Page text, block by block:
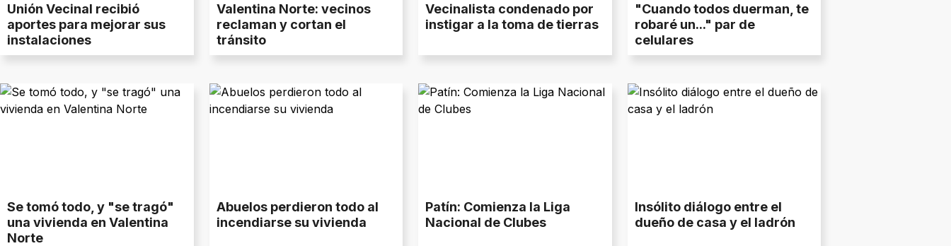
Unión Vecinal recibió
aportes para mejorar sus
instalaciones
Valentina Norte: vecinos
reclaman y cortan el
tránsito
Vecinalista condenado por
instigar a la toma de tierras
"Cuando todos duerman, te
robaré un..." par de
celulares
Se tomó todo, y "se tragó"
una vivienda en Valentina
Norte
Abuelos perdieron todo al
incendiarse su vivienda
Patín: Comienza la Liga
Nacional de Clubes
Insólito diálogo entre el
dueño de casa y el ladrón